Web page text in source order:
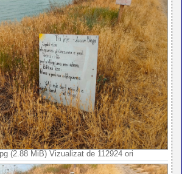
(2.88 MiB) Vizualizat de 112924 ori